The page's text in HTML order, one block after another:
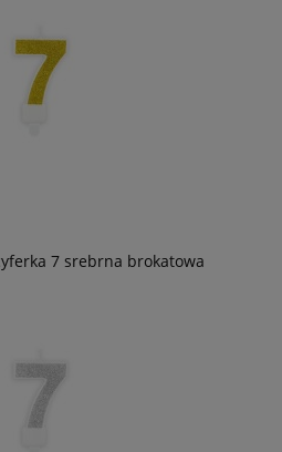
7 srebrna brokatowa